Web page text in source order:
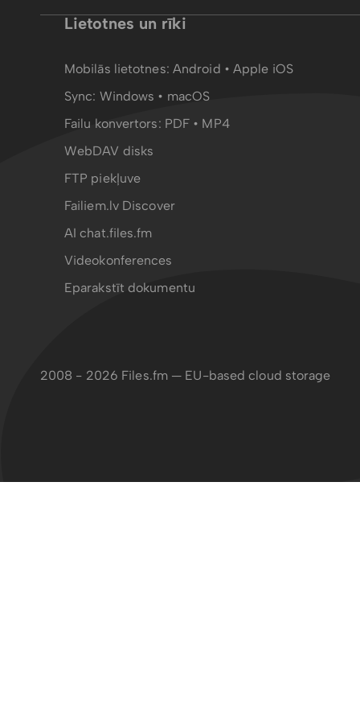
Lietotnes un rīki
Mobilās lietotnes: Android • Apple iOS
Sync: Windows • macOS
Failu konvertors: PDF • MP4
WebDAV disks
FTP piekļuve
Failiem.lv Discover
AI chat.files.fm
Videokonferences
Eparakstīt dokumentu
2008 - 2026 Files.fm — EU-based cloud storage